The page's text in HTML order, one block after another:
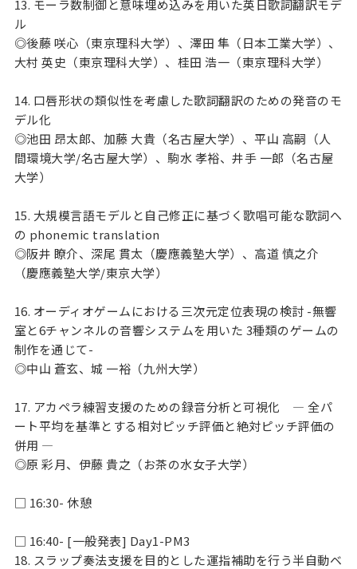
13. モーラ数制御と意味埋め込みを用いた英日歌詞翻訳モデ
ル
◎後藤 咲心（東京理科大学）、澤田 隼（日本工業大学）、
大村 英史（東京理科大学）、桂田 浩一（東京理科大学）
14. 口唇形状の類似性を考慮した歌詞翻訳のための発音のモ
デル化
◎池田 昂太郎、加藤 大貴（名古屋大学）、平山 高嗣（人
間環境大学/名古屋大学）、駒水 孝裕、井手 一郎（名古屋
大学）
15. 大規模言語モデルと自己修正に基づく歌唱可能な歌詞へ
の phonemic translation
◎阪井 瞭介、深尾 貫太（慶應義塾大学）、高道 慎之介
（慶應義塾大学/東京大学）
16. オーディオゲームにおける三次元定位表現の検討 -無響
室と6チャンネルの音響システムを用いた 3種類のゲームの
制作を通じて-
◎中山 蒼玄、城 一裕（九州大学）
17. アカペラ練習支援のための録音分析と可視化 — 全パ
ート平均を基準とする相対ピッチ評価と絶対ピッチ評価の
併用 —
◎原 彩月、伊藤 貴之（お茶の水女子大学）
□ 16:30- 休憩
□ 16:40- [一般発表] Day1-PM3
18. スラップ奏法支援を目的とした運指補助を行う半自動ベ